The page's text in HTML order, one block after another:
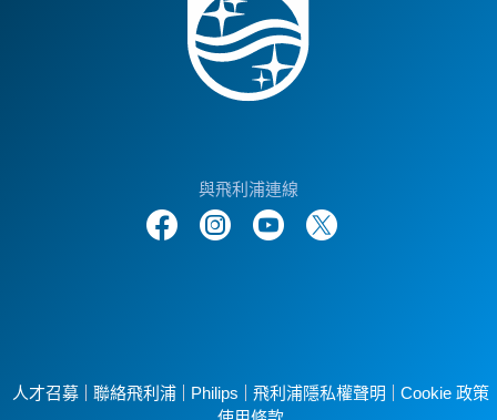
與飛利浦連線
人才召募 聯絡飛利浦 Philips 飛利浦隱私權聲明
Cookie 政策